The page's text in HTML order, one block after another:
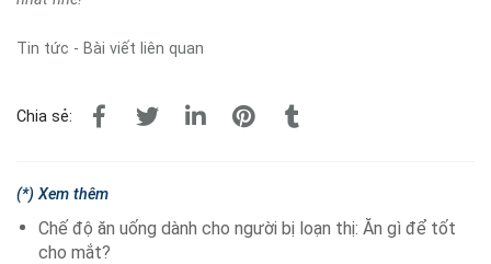
Tin tức - Bài viết liên quan
Chia sẻ:
(*) Xem thêm
Chế độ ăn uống dành cho người bị loạn thị: Ăn gì để tốt
cho mắt?